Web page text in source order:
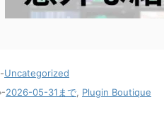
-Uncategorized
-2026-05-31まで Plugin Boutique